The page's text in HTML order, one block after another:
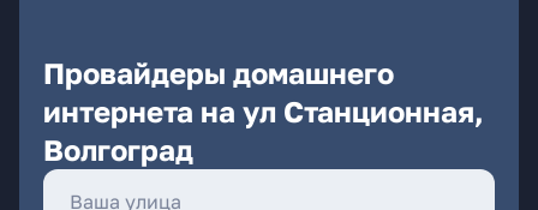
Провайдеры домашнего
интернета на ул Станционная,
Волгоград